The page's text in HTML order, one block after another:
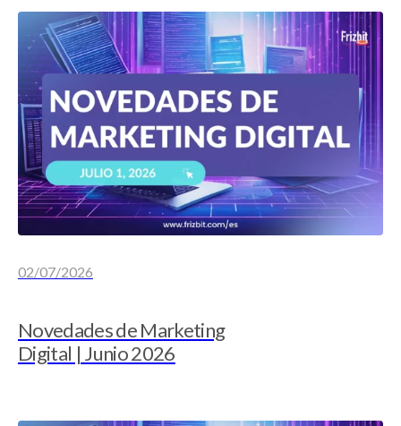
02/07/2026
Novedades de Marketing
Digital | Junio 2026